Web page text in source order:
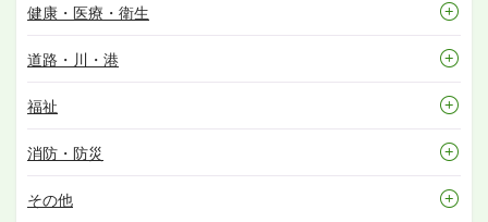
健康・医療・衛生
道路・川・港
福祉
消防・防災
その他